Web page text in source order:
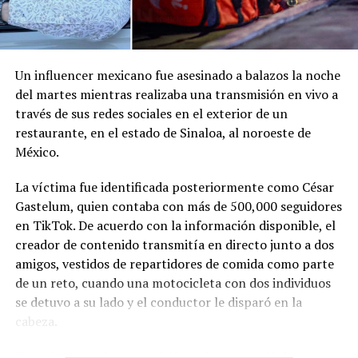
Un influencer mexicano fue asesinado a balazos la noche
del martes mientras realizaba una transmisión en vivo a
través de sus redes sociales en el exterior de un
restaurante, en el estado de Sinaloa, al noroeste de
México.
La víctima fue identificada posteriormente como César
Gastelum, quien contaba con más de 500,000 seguidores
en TikTok. De acuerdo con la información disponible, el
creador de contenido transmitía en directo junto a dos
amigos, vestidos de repartidores de comida como parte
de un reto, cuando una motocicleta con dos individuos
se detuvo a su lado y el conductor le disparó en la
cabeza.